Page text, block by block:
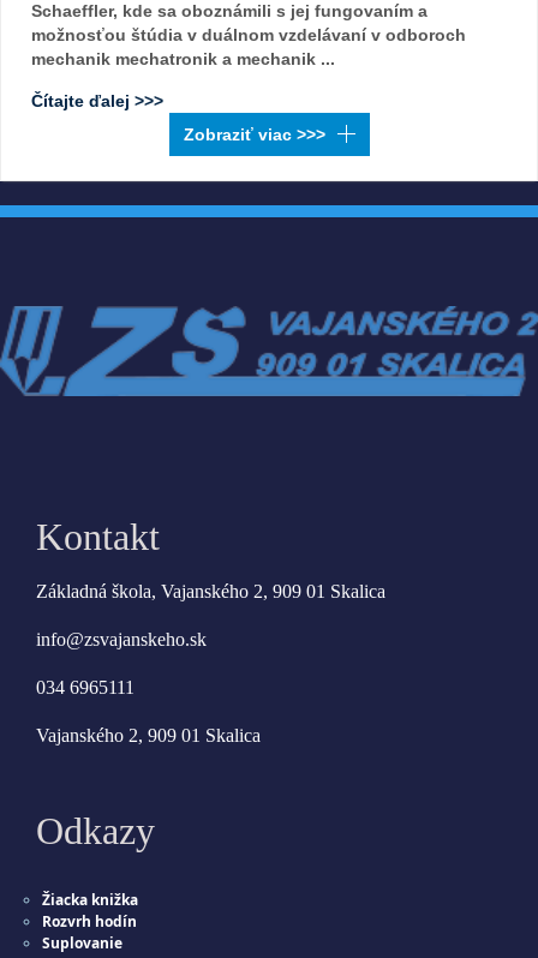
Schaeffler, kde sa oboznámili s jej fungovaním a
možnosťou štúdia v duálnom vzdelávaní v odboroch
mechanik mechatronik a mechanik ...
Čítajte ďalej >>>
Kontakt
Základná škola, Vajanského 2, 909 01 Skalica
info@zsvajanskeho.sk
034 6965111
Vajanského 2, 909 01 Skalica
Odkazy
Žiacka knižka
Rozvrh hodín
Suplovanie